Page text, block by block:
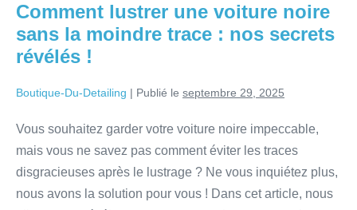
Comment lustrer une voiture noire
sans la moindre trace : nos secrets
révélés !
Boutique-Du-Detailing | Publié le septembre 29, 2025
Vous souhaitez garder votre voiture noire impeccable,
mais vous ne savez pas comment éviter les traces
disgracieuses après le lustrage ? Ne vous inquiétez plus,
nous avons la solution pour vous ! Dans cet article, nous